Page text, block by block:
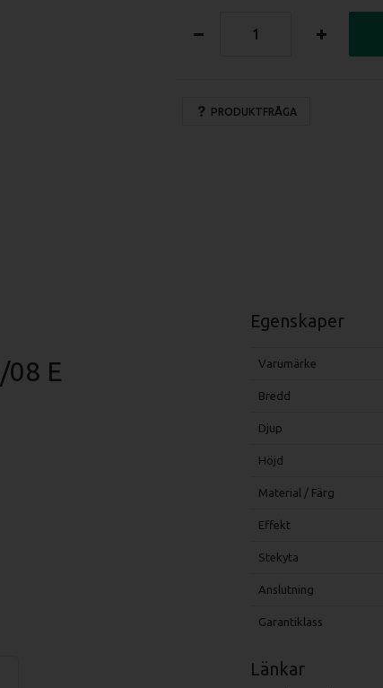
PRODUKTFRÅGA
08 E
Egenskaper
Varumärke
Bredd
Djup
Höjd
Material / Färg
Effekt
Stekyta
Anslutning
Garantiklass
Länkar